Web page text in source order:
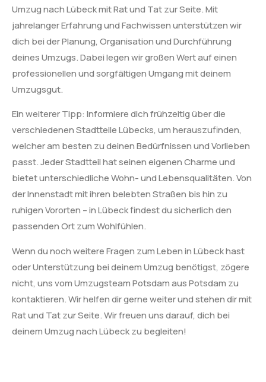
Umzug nach Lübeck mit Rat und Tat zur Seite. Mit
jahrelanger Erfahrung und Fachwissen unterstützen wir
dich bei der Planung, Organisation und Durchführung
deines Umzugs. Dabei legen wir großen Wert auf einen
professionellen und sorgfältigen Umgang mit deinem
Umzugsgut.
Ein weiterer Tipp: Informiere dich frühzeitig über die
verschiedenen Stadtteile Lübecks, um herauszufinden,
welcher am besten zu deinen Bedürfnissen und Vorlieben
passt. Jeder Stadtteil hat seinen eigenen Charme und
bietet unterschiedliche Wohn- und Lebensqualitäten. Von
der Innenstadt mit ihren belebten Straßen bis hin zu
ruhigen Vororten – in Lübeck findest du sicherlich den
passenden Ort zum Wohlfühlen.
Wenn du noch weitere Fragen zum Leben in Lübeck hast
oder Unterstützung bei deinem Umzug benötigst, zögere
nicht, uns vom Umzugsteam Potsdam aus Potsdam zu
kontaktieren. Wir helfen dir gerne weiter und stehen dir mit
Rat und Tat zur Seite. Wir freuen uns darauf, dich bei
deinem Umzug nach Lübeck zu begleiten!